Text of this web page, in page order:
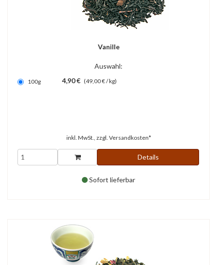
Vanille
Auswahl:
100g 4,90 € (49,00 € / kg)
inkl. MwSt., zzgl. Versandkosten*
Details
Sofort lieferbar